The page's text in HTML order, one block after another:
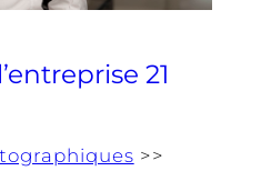
21
>>